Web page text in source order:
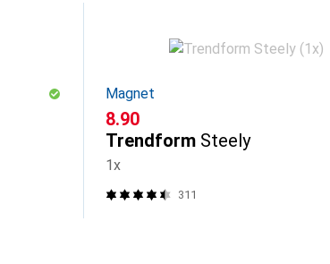
Magnet
CHF
8.90
Trendform Steely
1x
311